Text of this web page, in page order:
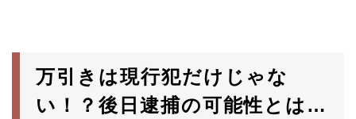
万引きは現行犯だけじゃな
い！？後日逮捕の可能性とは…